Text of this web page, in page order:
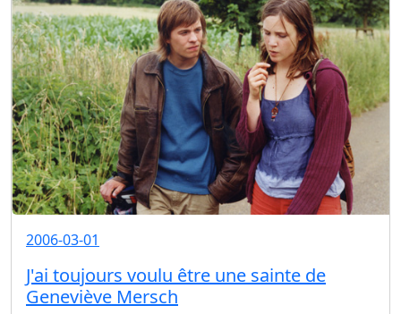
2006-03-01
J'ai toujours voulu être une sainte de
Geneviève Mersch